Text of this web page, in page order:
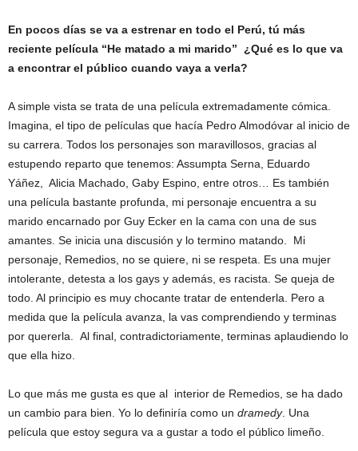
En pocos días se va a estrenar en todo el Perú, tú más
reciente película “He matado a mi marido” ¿Qué es lo que va
a encontrar el público cuando vaya a verla?
A simple vista se trata de una película extremadamente cómica.
Imagina, el tipo de películas que hacía Pedro Almodóvar al inicio de
su carrera. Todos los personajes son maravillosos, gracias al
estupendo reparto que tenemos: Assumpta Serna, Eduardo
Yáñez, Alicia Machado, Gaby Espino, entre otros… Es también
una película bastante profunda, mi personaje encuentra a su
marido encarnado por Guy Ecker en la cama con una de sus
amantes. Se inicia una discusión y lo termino matando. Mi
personaje, Remedios, no se quiere, ni se respeta. Es una mujer
intolerante, detesta a los gays y además, es racista. Se queja de
todo. Al principio es muy chocante tratar de entenderla. Pero a
medida que la película avanza, la vas comprendiendo y terminas
por quererla. Al final, contradictoriamente, terminas aplaudiendo lo
que ella hizo.
Lo que más me gusta es que al interior de Remedios, se ha dado
un cambio para bien. Yo lo definiría como un dramedy. Una
película que estoy segura va a gustar a todo el público limeño.